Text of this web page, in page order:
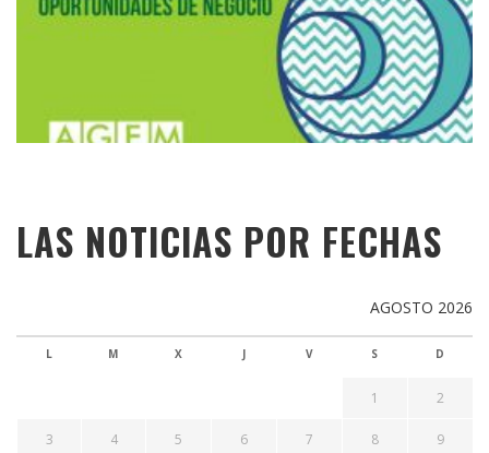
LAS NOTICIAS POR FECHAS
AGOSTO 2026
L M X J V S D
1 2
3 4 5 6 7 8 9